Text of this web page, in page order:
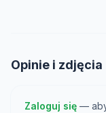
Opinie i zdjęcia
Zaloguj się —